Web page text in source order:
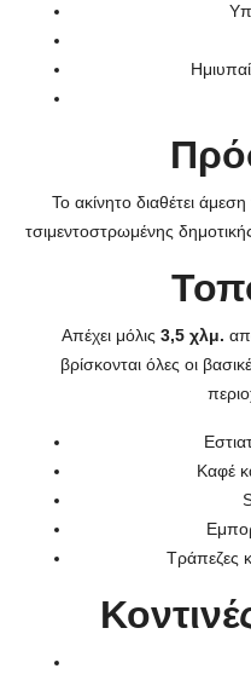
Το ακίνητο διαθέτει
τσιμεντοστρωμένης
Απέχει μόλις 3,5 χλμ.
βρίσκονται όλες οι
Καφέ
Τράπεζες